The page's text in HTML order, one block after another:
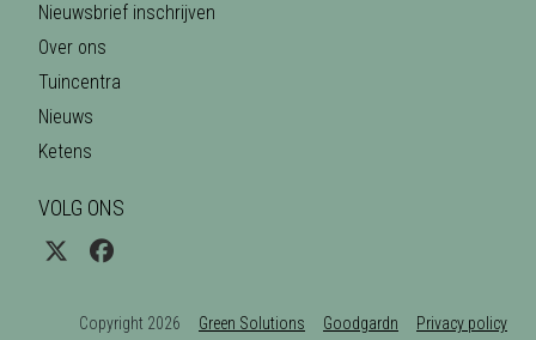
Nieuwsbrief inschrijven
Over ons
Tuincentra
Nieuws
Ketens
VOLG ONS
Copyright 2026 Green Solutions Goodgardn
Privacy policy